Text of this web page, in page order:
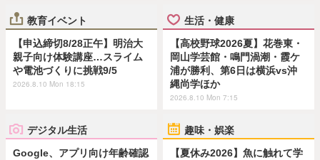
教育イベント
【申込締切8/28正午】明治大
親子向け体験講座…スライム
や電池づくりに挑戦9/5
2026.8.10 Mon 18:15
生活・健康
【高校野球2026夏】花巻東・
岡山学芸館・鳴門渦潮・霞ケ
浦が勝利、第6日は横浜vs沖
縄尚学ほか
2026.8.10 Mon 7:15
デジタル生活
Google、アプリ向け年齢確認
趣味・娯楽
【夏休み2026】魚に触れて学